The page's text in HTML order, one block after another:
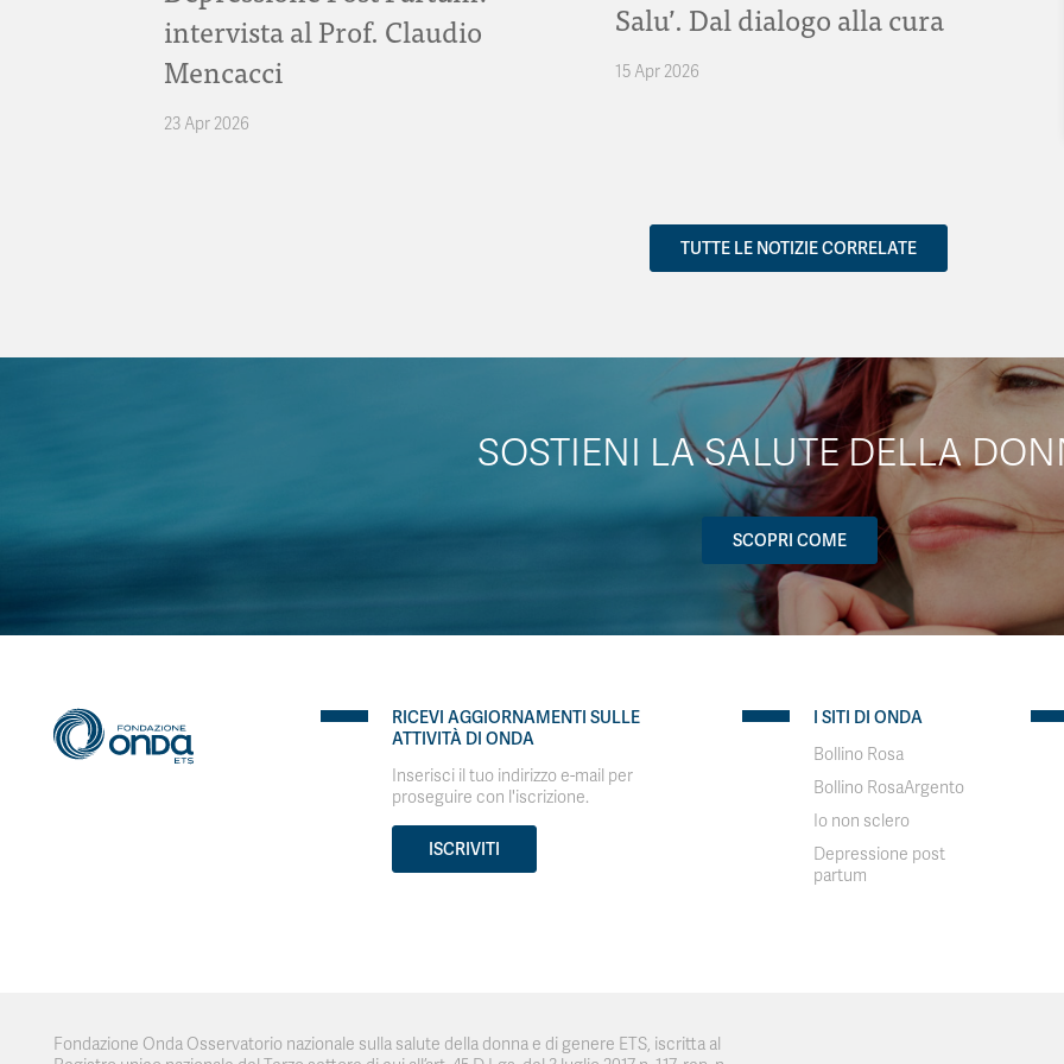
intervista al Prof. Claudio
Mencacci
23 Apr 2026
Salu’. Dal dialogo alla cura
15 Apr 2026
TUTTE LE NOTIZIE CORRELATE
SOSTIENI LA SALUTE DELLA
SCOPRI COME
RICEVI AGGIORNAMENTI SULLE
ATTIVITÀ DI ONDA
Inserisci il tuo indirizzo e-mail per
proseguire con l'iscrizione.
ISCRIVITI
I SITI DI ONDA
Bollino Rosa
Bollino RosaArgento
Io non sclero
Depressione post
partum
Fondazione Onda Osservatorio nazionale sulla salute della donna e di genere ETS, iscritta al